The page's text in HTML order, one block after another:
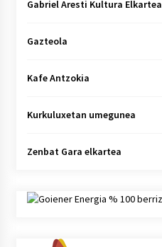
Gabriel Aresti Kultura Elkartea
Gazteola
Kafe Antzokia
Kurkuluxetan umegunea
Zenbat Gara elkartea